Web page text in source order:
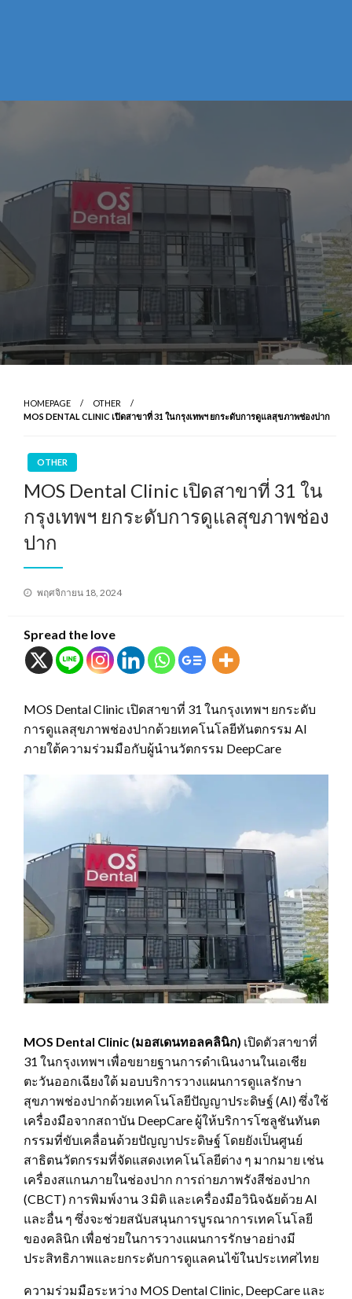
HOMEPAGE
OTHER
MOS DENTAL CLINIC เปิดสาขาที่ 31 ในกรุงเทพฯ ยกระดับการดูแลสุขภาพช่องปาก
OTHER
MOS Dental Clinic เปิดสาขาที่ 31 ใน
กรุงเทพฯ ยกระดับการดูแลสุขภาพช่อง
ปาก
Posted
พฤศจิกายน 18, 2024
Spread the love
MOS Dental Clinic เปิดสาขาที่ 31 ในกรุงเทพฯ ยกระดับ
การดูแลสุขภาพช่องปากด้วยเทคโนโลยีทันตกรรม AI
ภายใต้ความร่วมมือกับผู้นำนวัตกรรม DeepCare
MOS Dental Clinic (มอสเดนทอลคลินิก) เปิดตัวสาขาที่
31 ในกรุงเทพฯ เพื่อขยายฐานการดำเนินงานในเอเชีย
ตะวันออกเฉียงใต้ มอบบริการวางแผนการดูแลรักษา
สุขภาพช่องปากด้วยเทคโนโลยีปัญญาประดิษฐ์ (AI) ซึ่งใช้
เครื่องมือจากสถาบัน DeepCare ผู้ให้บริการโซลูชันทันต
กรรมที่ขับเคลื่อนด้วยปัญญาประดิษฐ์ โดยยังเป็นศูนย์
สาธิตนวัตกรรมที่จัดแสดงเทคโนโลยีต่าง ๆ มากมาย เช่น
เครื่องสแกนภายในช่องปาก การถ่ายภาพรังสีช่องปาก
(CBCT) การพิมพ์งาน 3 มิติ และเครื่องมือวินิจฉัยด้วย AI
และอื่น ๆ ซึ่งจะช่วยสนับสนุนการบูรณาการเทคโนโลยี
ของคลินิก เพื่อช่วยในการวางแผนการรักษาอย่างมี
ประสิทธิภาพและยกระดับการดูแลคนไข้ในประเทศไทย
ความร่วมมือระหว่าง MOS Dental Clinic, DeepCare และ